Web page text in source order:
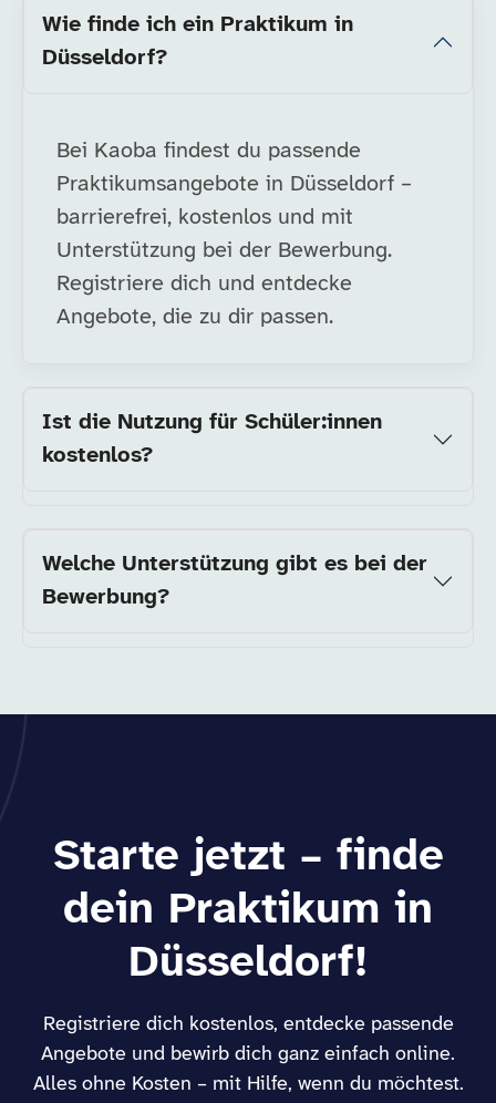
Wie finde ich ein Praktikum in
Düsseldorf?
Bei Kaoba findest du passende
Praktikumsangebote in Düsseldorf –
barrierefrei, kostenlos und mit
Unterstützung bei der Bewerbung.
Registriere dich und entdecke
Angebote, die zu dir passen.
Ist die Nutzung für Schüler:innen
kostenlos?
Welche Unterstützung gibt es bei der
Bewerbung?
Starte jetzt – finde
dein Praktikum in
Düsseldorf!
Registriere dich kostenlos, entdecke passende
Angebote und bewirb dich ganz einfach online.
Alles ohne Kosten – mit Hilfe, wenn du möchtest.